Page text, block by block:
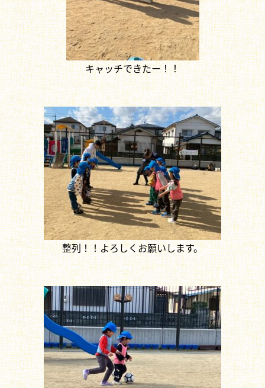
キャッチできたー！！
整列！！よろしくお願いします。